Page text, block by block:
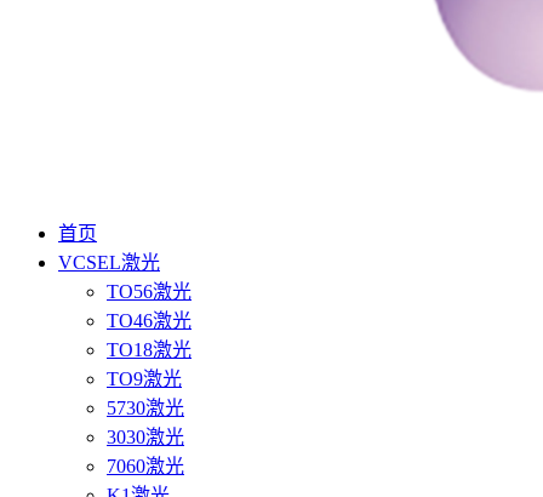
首页
VCSEL激光
TO56激光
TO46激光
TO18激光
TO9激光
5730激光
3030激光
7060激光